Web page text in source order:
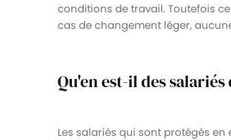
conditions de travail. Toutefois
cas de changement léger,
Qu'en est-il des
Les salariés qui sont protégés